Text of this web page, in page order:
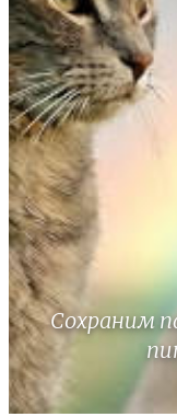
Сохраним